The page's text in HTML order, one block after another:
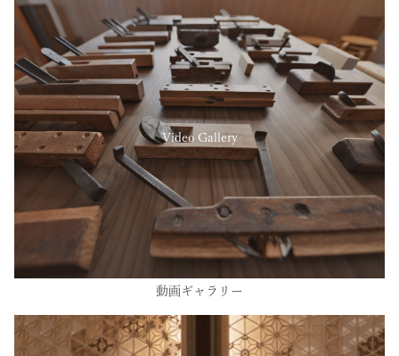
Video Gallery
動画ギャラリー